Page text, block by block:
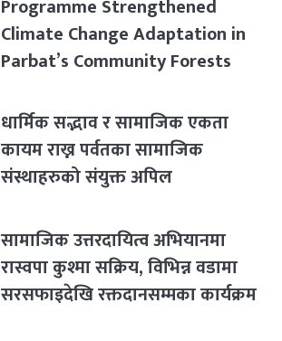
Programme Strengthened
Climate Change Adaptation in
Parbat’s Community Forests
धार्मिक सद्भाव र सामाजिक एकता
कायम राख्न पर्वतका सामाजिक
संस्थाहरुको संयुक्त अपिल
सामाजिक उत्तरदायित्व अभियानमा
रास्वपा कुश्मा सक्रिय, विभिन्न वडामा
सरसफाइदेखि रक्तदानसम्मका कार्यक्रम